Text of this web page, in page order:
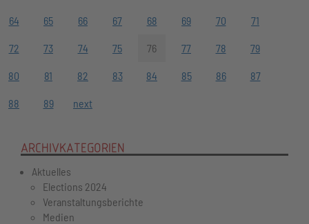
64 65 66 67 68 69 70 71
72 73 74 75 76 77 78 79
80 81 82 83 84 85 86 87
88 89 next
ARCHIVKATEGORIEN
Aktuelles
Elections 2024
Veranstaltungsberichte
Medien